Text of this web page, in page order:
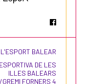
envieu o
BALEAR
DE LES
ILLES BALEARS
GREMI FORNERS 4